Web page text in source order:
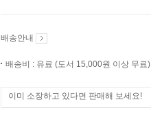
배송안내
배송비 : 유료 (도서 15,000원 이상 무료)
이미 소장하고 있다면 판매해 보세요!